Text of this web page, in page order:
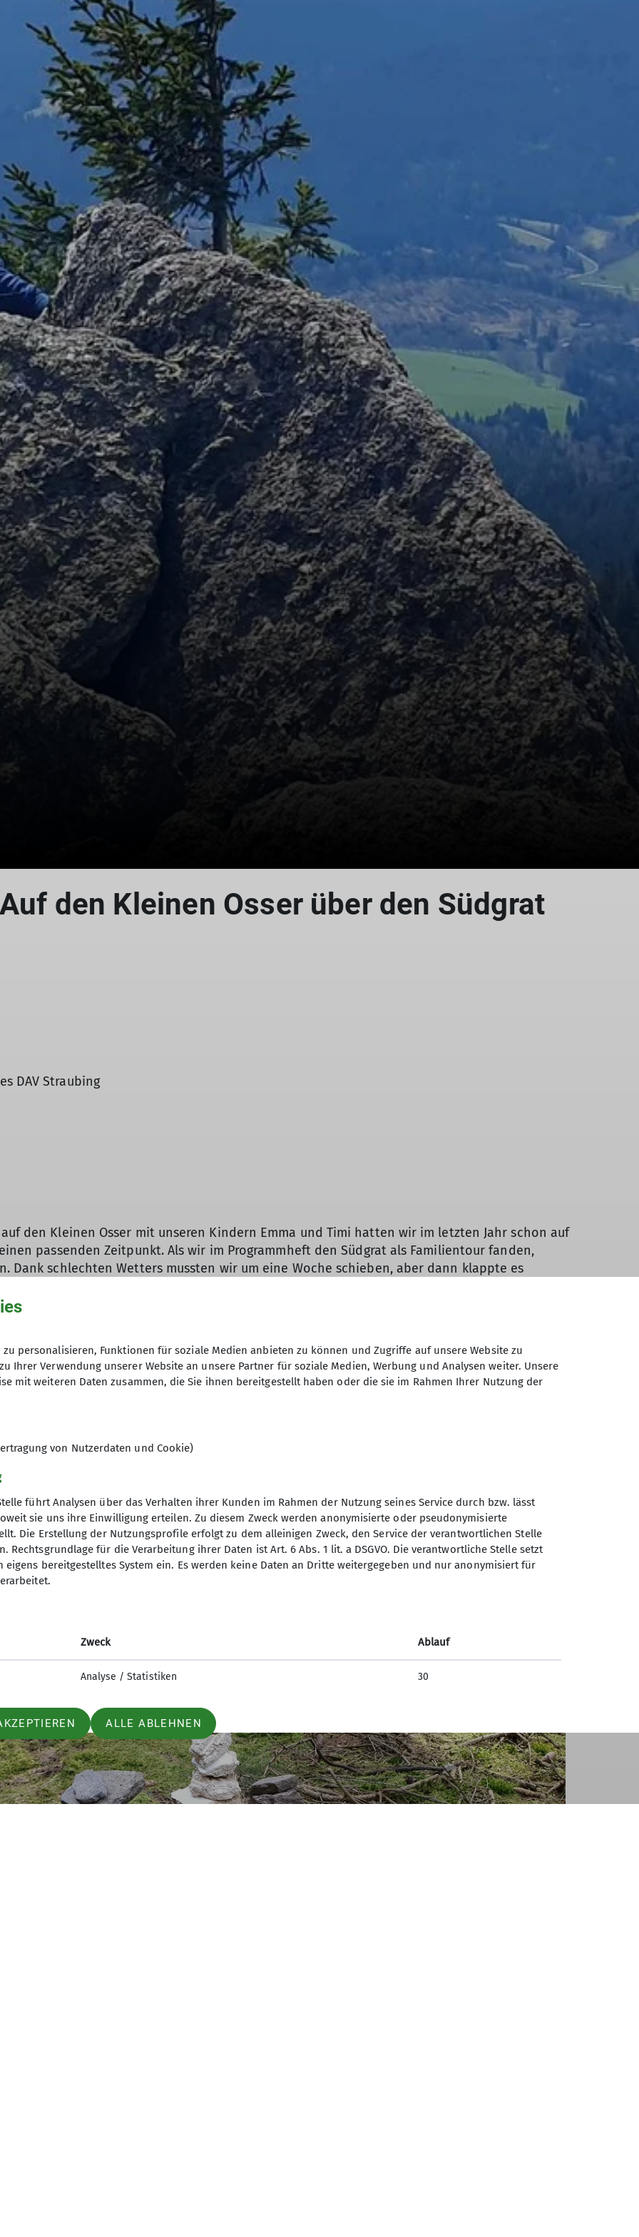
den Kleinen Osser über den Südgrat
DAV Straubing
den Kleinen Osser mit unseren Kindern Emma und Timi hatten wir im letzten Jahr schon auf
passenden Zeitpunkt. Als wir im Programmheft den Südgrat als Familientour fanden,
Dank schlechten Wetters mussten wir um eine Woche schieben, aber dann klappte es
Zuerst marschierten wir auf dem Wanderweg La2 durch den herrlich duftenden
auf den noch immer schneebedeckten König des Bayerischen Waldes, den Arber und in den
1,3 km“ machten wir Brotzeit, bevor wir in einen unbeschilderten Karrenweg nach links
Einstieg in den Südgrat. Die Kinder waren begeistert. Jetzt hieß es kraxeln und die perfekte
Ausblick auf das Arbergebiet im Rücken ist atemberaubend. Wir kraxelten über kippende
Ossers (1266 m), der auch das Matterhorn des Bayerischen Waldes genannt wird.
Großen Osser geschlossen, so dass wir unsere restliche Brotzeit auf dem
stiegen wir dann ab. Hier fanden sich noch einige Schneereste und ganz klar gab es dann
und Kindern, wo die Erwachsenen definitiv den Kürzeren zogen. Nach der
ein leckeres Eis in Lam.
über die Osserwampe auf den Kleinen Osser. Wir hatten sehr viel Spaß zusammen. Die
personalisieren, Funktionen für soziale Medien anbieten zu können und Zugriffe auf unsere Website zu
Ihrer Verwendung unserer Website an unsere Partner für soziale Medien, Werbung und Analysen weiter. Unsere
mit weiteren Daten zusammen, die Sie ihnen bereitgestellt haben oder die sie im Rahmen Ihrer Nutzung der
von Nutzerdaten und Cookie)
führt Analysen über das Verhalten ihrer Kunden im Rahmen der Nutzung seines Service durch bzw. lässt
sie uns ihre Einwilligung erteilen. Zu diesem Zweck werden anonymisierte oder pseudonymisierte
Die Erstellung der Nutzungsprofile erfolgt zu dem alleinigen Zweck, den Service der verantwortlichen Stelle
Rechtsgrundlage für die Verarbeitung ihrer Daten ist Art. 6 Abs. 1 lit. a DSGVO. Die verantwortliche Stelle setzt
eigens bereitgestelltes System ein. Es werden keine Daten an Dritte weitergegeben und nur anonymisiert für
Zweck Ablauf
Analyse / Statistiken 30
ALLE ABLEHNEN